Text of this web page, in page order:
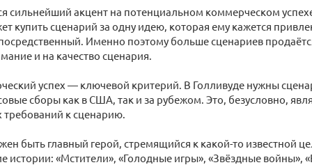
сильнейший акцент на потенциальном коммерческом
купить сценарий за одну идею, которая ему кажется
Именно поэтому больше сценариев
и на качество сценария.
успех — ключевой критерий. В Голливуде нужны
сборы как в США, так и за рубежом. Это, безусловно,
к сценарию.
быть главный герой, стремящийся к какой-то известной
истории: «Мстители», «Голодные игры», «Звёздные войны»,